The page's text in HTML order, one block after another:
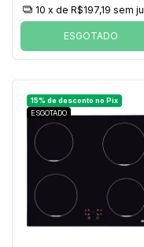
10 x deR$197,19 sem
ESGOTADO
ESGOTADO